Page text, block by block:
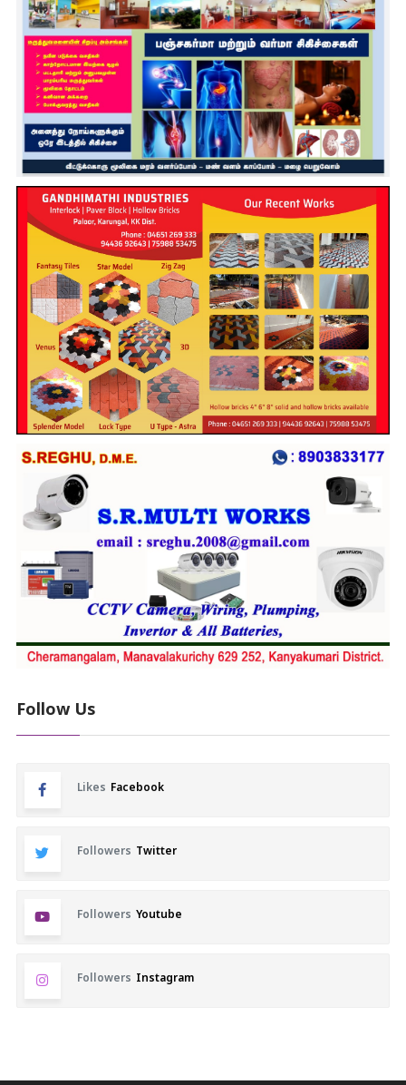
Follow Us
Likes Facebook
Followers Twitter
Followers Youtube
Followers Instagram